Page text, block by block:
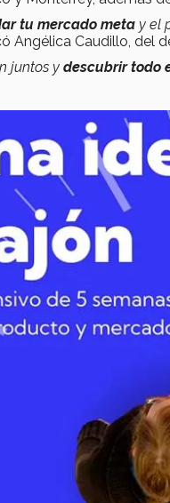
tu mercado meta y el
Angélica Caudillo, del
juntos y descubrir todo